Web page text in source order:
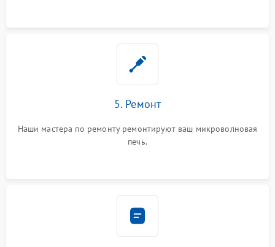
5. Ремонт
Наши мастера по ремонту ремонтируют ваш микроволновая
печь.